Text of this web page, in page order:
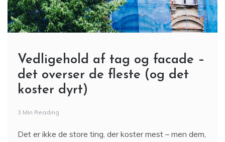
Vedligehold af tag og facade –
det overser de fleste (og det
koster dyrt)
3 Min Reading
Det er ikke de store ting, der koster mest – men dem,